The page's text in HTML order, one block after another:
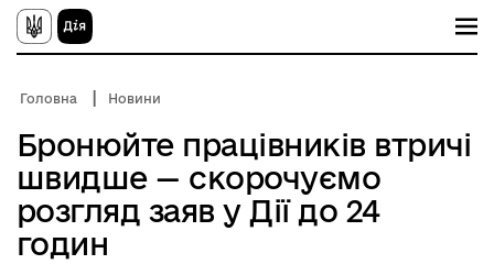
П
е
р
й
д
н
о
в
Головна Новини
Бронюйте працівників втричі
швидше — скорочуємо
розгляд заяв у Дії до 24
годин